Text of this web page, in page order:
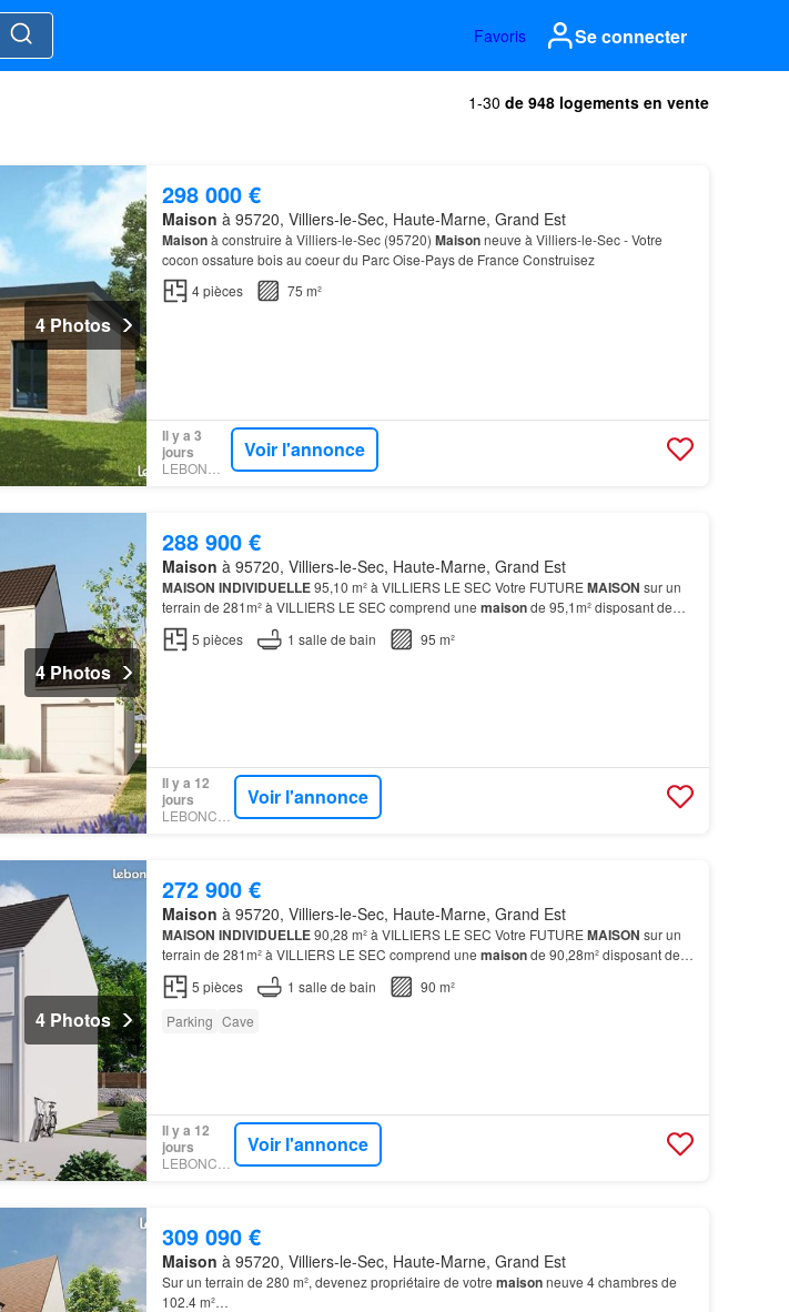
Favoris Se connecter
1-30 de 948 logements en vente
4 Photos
298 000 €
Maison à 95720, Villiers-le-Sec, Haute-Marne, Grand Est
Maisonà construire à Villiers-le-Sec (95720) Maisonneuve à Villiers-le-Sec - Votre
cocon ossature bois au coeur du Parc Oise-Pays de France Construisez
4pièces 75 m²
Il y a 3
jours
LEBONCOIN
Voir l'annonce
4 Photos
288 900 €
Maison à 95720, Villiers-le-Sec, Haute-Marne, Grand Est
MAISON INDIVIDUELLE95,10 m² à VILLIERS LE SEC Votre FUTURE MAISON sur un
terrain de 281m² à VILLIERS LE SEC comprend une maisonde 95,1m² disposant de
ELIGIBLE AU PTZ FRAIS DE NOTAIRE REDUIT SUR LE TERRAIN Cette
éta…5 pièces 1 salle de bain 95 m²
Il y a 12
jours
LEBONCOIN
Voir l'annonce
4 Photos
272 900 €
Maison à 95720, Villiers-le-Sec, Haute-Marne, Grand Est
MAISON INDIVIDUELLE90,28 m² à VILLIERS LE SEC Votre FUTURE MAISON sur un
terrain de 281m² à VILLIERS LE SEC comprend une maisonde 90,28m² disposant de
ELIGIBLE AU PTZ FRAIS DE NOTAIRE REDUIT SUR LE TERRAIN ECLAT est une
mai…5 pièces 1 salle de bain
90 m²
Parking Cave
Il y a 12
jours
LEBONCOIN
Voir l'annonce
309 090 €
Maison à 95720, Villiers-le-Sec, Haute-Marne, Grand Est
Sur un terrain de 280 m², devenez propriétaire de votre maisonneuve 4 chambres de
102.4 m²…